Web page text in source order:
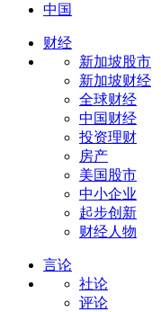
中国
财经
新加坡股市
新加坡财经
全球财经
中国财经
投资理财
房产
美国股市
中小企业
起步创新
财经人物
言论
社论
评论